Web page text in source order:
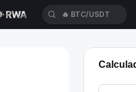
🔥 BTC/USDT